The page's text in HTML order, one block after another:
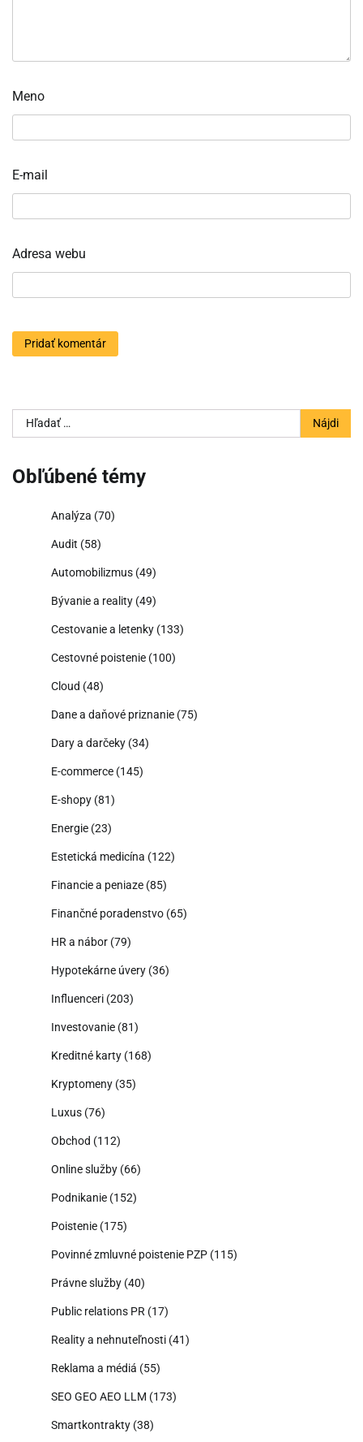
Meno
E-mail
Adresa webu
Hľadať:
Obľúbené témy
Analýza (70)
Audit (58)
Automobilizmus (49)
Bývanie a reality (49)
Cestovanie a letenky (133)
Cestovné poistenie (100)
Cloud (48)
Dane a daňové priznanie (75)
Dary a darčeky (34)
E-commerce (145)
E-shopy (81)
Energie (23)
Estetická medicína (122)
Financie a peniaze (85)
Finančné poradenstvo (65)
HR a nábor (79)
Hypotekárne úvery (36)
Influenceri (203)
Investovanie (81)
Kreditné karty (168)
Kryptomeny (35)
Luxus (76)
Obchod (112)
Online služby (66)
Podnikanie (152)
Poistenie (175)
Povinné zmluvné poistenie PZP (115)
Právne služby (40)
Public relations PR (17)
Reality a nehnuteľnosti (41)
Reklama a médiá (55)
SEO GEO AEO LLM (173)
Smartkontrakty (38)